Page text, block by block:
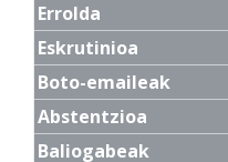
Errolda
Eskrutinioa
Boto-emaileak
Abstentzioa
Baliogabeak